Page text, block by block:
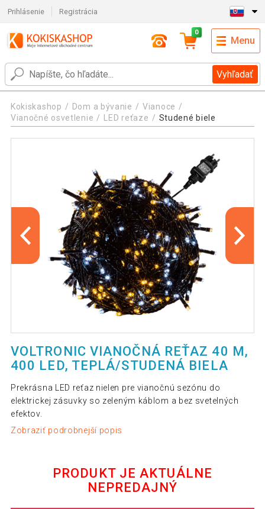
Prihlásenie Registrácia
Vyhľadať
0
Menu
Kokiskashop Dom a bývanie
Vianoce
Vianočné osvetlenie
LED reťaze Studené biele
VOLTRONIC VIANOČNÁ REŤAZ 40 M,
400 LED, TEPLÁ/STUDENÁ BIELA
Prekrásna LED reťaz nielen pre vianočnú sezónu do
elektrickej zásuvky so zeleným káblom a bez svetelných
efektov.
Zobraziť podrobnejší popis
PRODUKT JE AKTUÁLNE
NEPREDAJNÝ